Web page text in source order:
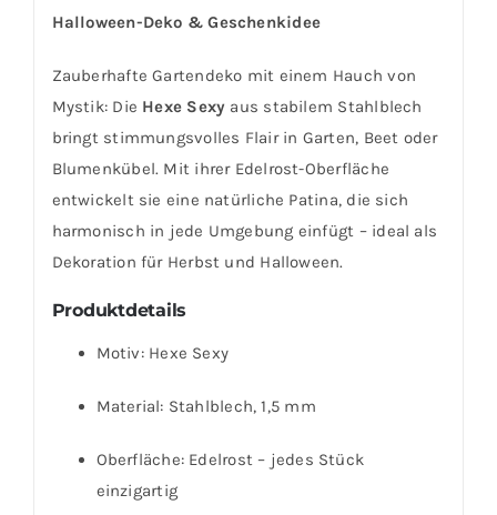
Halloween-Deko & Geschenkidee
Zauberhafte Gartendeko mit einem Hauch von
Mystik: Die Hexe Sexy aus stabilem Stahlblech
bringt stimmungsvolles Flair in Garten, Beet oder
Blumenkübel. Mit ihrer Edelrost-Oberfläche
entwickelt sie eine natürliche Patina, die sich
harmonisch in jede Umgebung einfügt – ideal als
Dekoration für Herbst und Halloween.
Produktdetails
Motiv: Hexe Sexy
Material: Stahlblech, 1,5 mm
Oberfläche: Edelrost – jedes Stück
einzigartig